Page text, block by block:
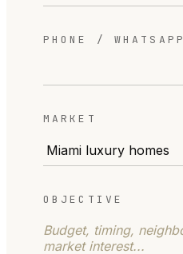
PHONE / WHATSAPP
MARKET
OBJECTIVE